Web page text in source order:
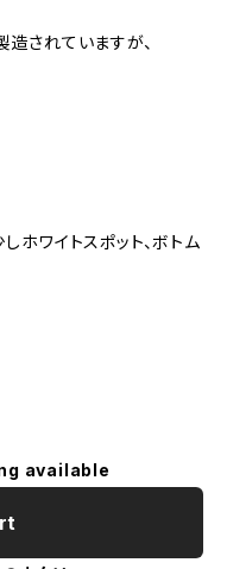
されていますが、
ホワイトスポット、ボトム
available